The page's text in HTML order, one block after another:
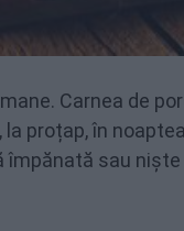
Carnea de
proțap, în noaptea
împănată sau niște